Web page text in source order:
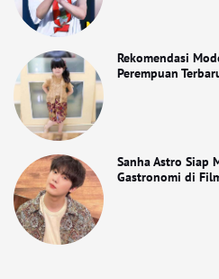
Rekomendasi
Perempuan
Sanha Astro Siap
Gastronomi di